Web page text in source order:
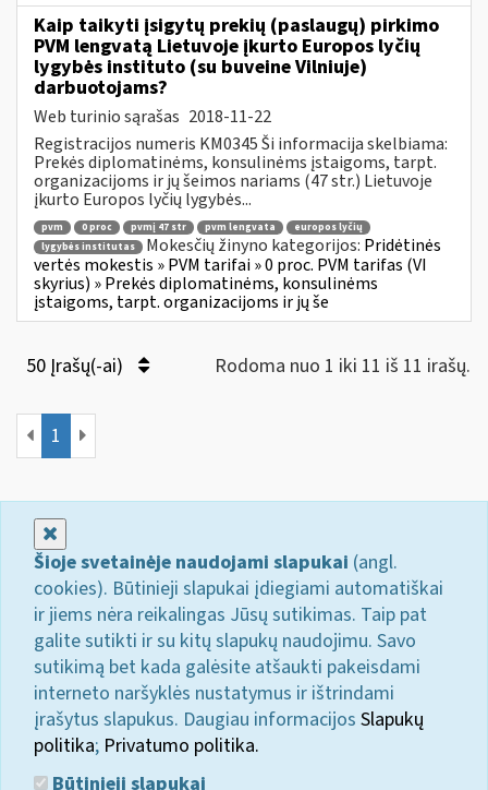
Kaip taikyti įsigytų prekių (paslaugų) pirkimo
PVM lengvatą Lietuvoje įkurto Europos lyčių
lygybės instituto (su buveine Vilniuje)
darbuotojams?
Web turinio sąrašas 2018-11-22
Registracijos numeris KM0345 Ši informacija skelbiama:
Prekės diplomatinėms, konsulinėms įstaigoms, tarpt.
organizacijoms ir jų šeimos nariams (47 str.) Lietuvoje
įkurto Europos lyčių lygybės...
pvm 0 proc pvmį 47 str pvm lengvata
europos lyčių
lygybės institutas
Mokesčių žinyno kategorijos: Pridėtinės
vertės mokestis » PVM tarifai » 0 proc. PVM tarifas (VI
skyrius) » Prekės diplomatinėms, konsulinėms
įstaigoms, tarpt. organizacijoms ir jų še
50 Įrašų(-ai) Rodoma nuo 1 iki 11 iš 11 irašų.
1
Šioje svetainėje naudojami slapukai (angl.
cookies). Būtinieji slapukai įdiegiami automatiškai
ir jiems nėra reikalingas Jūsų sutikimas. Taip pat
galite sutikti ir su kitų slapukų naudojimu. Savo
sutikimą bet kada galėsite atšaukti pakeisdami
interneto naršyklės nustatymus ir ištrindami
įrašytus slapukus. Daugiau informacijos Slapukų
politika; Privatumo politika.
Būtinieji slapukai